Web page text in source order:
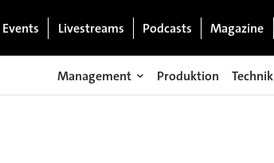
Events Livestreams Podcasts Magazine
Management Produktion Technik